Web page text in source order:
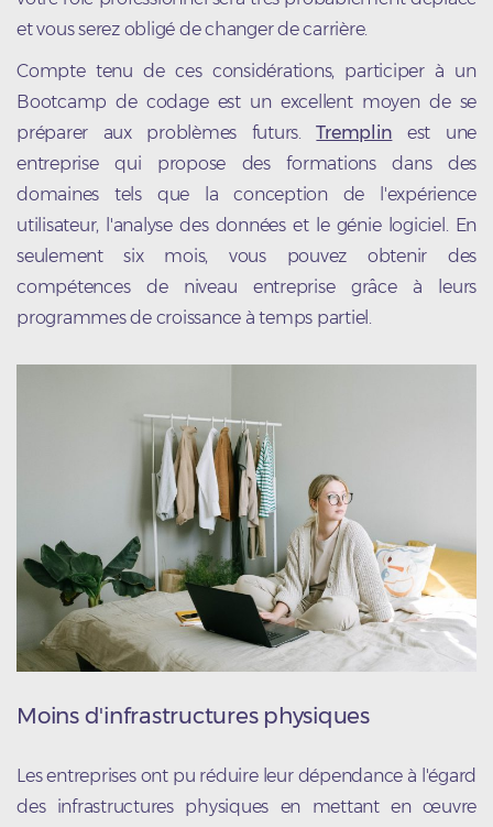
et vous serez obligé de changer de carrière.
Compte tenu de ces considérations, participer à un
Bootcamp de codage est un excellent moyen de se
préparer aux problèmes futurs.Tremplin est une
entreprise qui propose des formations dans des
domaines tels que la conception de l'expérience
utilisateur, l'analyse des données et le génie logiciel. En
seulement six mois, vous pouvez obtenir des
compétences de niveau entreprise grâce à leurs
programmes de croissance à temps partiel.
Moins d'infrastructures physiques
Les entreprises ont pu réduire leur dépendance à l'égard
des infrastructures physiques en mettant en œuvre